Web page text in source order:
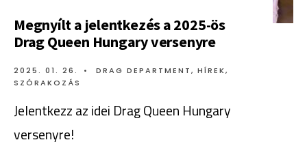
Megnyílt a jelentkezés a 2025-ös
Drag Queen Hungary versenyre
2025. 01. 26. • DRAG DEPARTMENT, HÍREK,
SZÓRAKOZÁS
Jelentkezz az idei Drag Queen Hungary
versenyre!